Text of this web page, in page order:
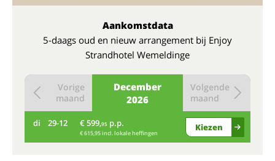
Aankomstdata
5-daags oud en nieuw arrangement bij Enjoy
Strandhotel Wemeldinge
December
2026
Vorige
maand
Volgende
maand
di 29-12 € 599,95 p.p.
€ 615,95 incl. lokale heffingen
Kiezen